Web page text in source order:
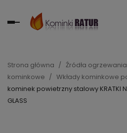
Toggle
Strona główna Źródła
kominkowe
Wkłady kominkowe
kominek powietrzny stalowy KRATKI
GLASS